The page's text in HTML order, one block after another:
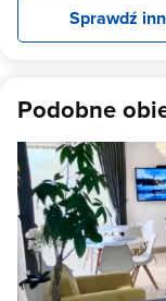
Sprawdź
Podobne